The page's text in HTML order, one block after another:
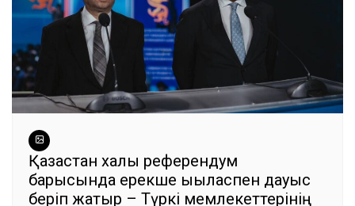
Қазақстан халқы референдум
барысында ерекше ықыласпен дауыс
беріп жатыр – Түркі мемлекеттерінің